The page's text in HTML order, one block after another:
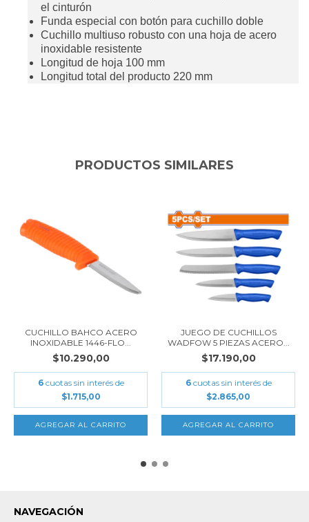
el cinturón
Funda especial con botón para cuchillo doble
Cuchillo multiuso robusto con una hoja de acero
inoxidable resistente
Longitud de hoja 100 mm
Longitud total del producto 220 mm
PRODUCTOS SIMILARES
CUCHILLO BAHCO ACERO
INOXIDABLE 1446-FLO...
$10.290,00
6 cuotas sin interés de
$1.715,00
JUEGO DE CUCHILLOS
WADFOW 5 PIEZAS ACERO...
$17.190,00
6 cuotas sin interés de
$2.865,00
NAVEGACIÓN